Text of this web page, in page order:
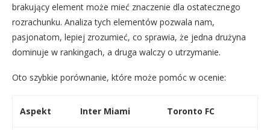
brakujący element może mieć znaczenie dla ostatecznego
rozrachunku. Analiza tych elementów pozwala nam,
pasjonatom, lepiej zrozumieć, co sprawia, że jedna drużyna
dominuje w rankingach, a druga walczy o utrzymanie.
Oto szybkie porównanie, które może pomóc w ocenie:
Aspekt Inter Miami Toronto FC